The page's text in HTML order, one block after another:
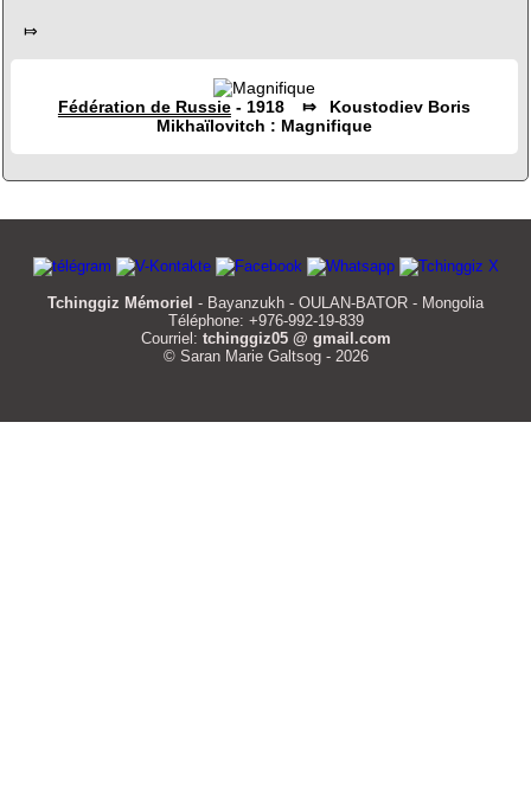
⤇
Fédération de Russie- 1918 ⤇ Koustodiev Boris
Mikhaïlovitch : Magnifique
Tchinggiz Mémoriel - Bayanzukh - OULAN-BATOR - Mongolia
Téléphone: +976-992-19-839
Courriel: tchinggiz05 @ gmail.com
© Saran Marie Galtsog - 2026